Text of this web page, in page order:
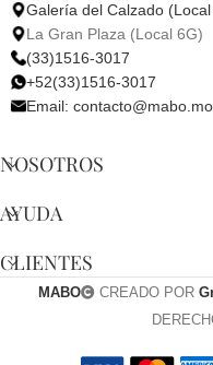
Galería del Calzado
La Gran Plaza (Local 6G)
(33)1516-3017
+52(33)1516-3017
Email:
NOSOTROS
AYUDA
CLIENTES
MABO CREADO POR